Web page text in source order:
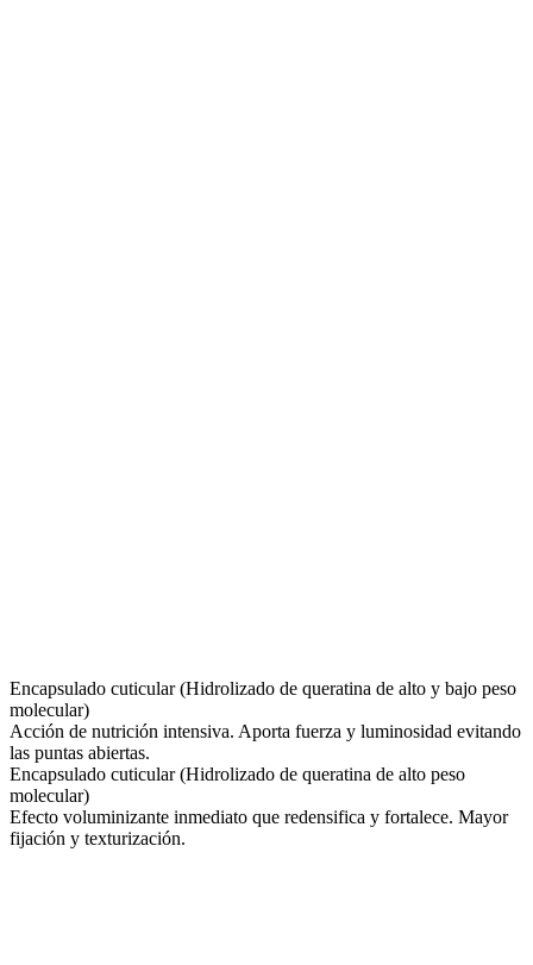
Encapsulado cuticular (Hidrolizado de queratina de alto y bajo peso
molecular)
Acción de nutrición intensiva. Aporta fuerza y luminosidad evitando
las puntas abiertas.
Encapsulado cuticular (Hidrolizado de queratina de alto peso
molecular)
Efecto voluminizante inmediato que redensifica y fortalece. Mayor
fijación y texturización.